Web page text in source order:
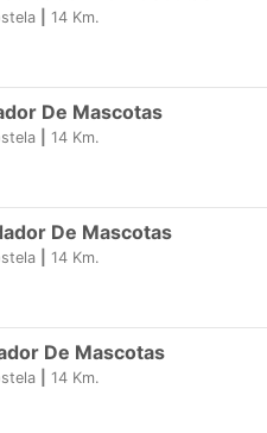
14 Km.
De Mascotas
14 Km.
De Mascotas
14 Km.
De Mascotas
14 Km.